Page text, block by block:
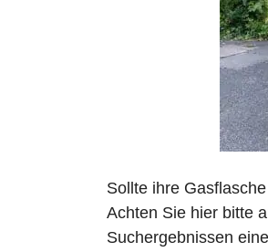
Sollte ihre
Achten Sie hier bitte
Suchergebnissen